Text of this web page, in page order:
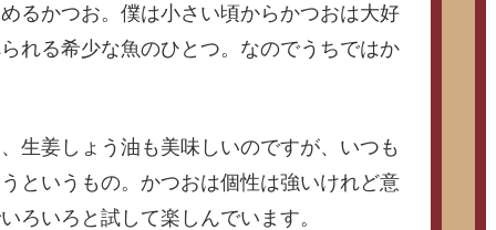
るかつお。僕は小さい頃からかつおは大好
れる希少な魚のひとつ。なのでうちではか
生姜しょう油も美味しいのですが、いつも
というもの。かつおは個性は強いけれど意
ろいろと試して楽しんでいます。